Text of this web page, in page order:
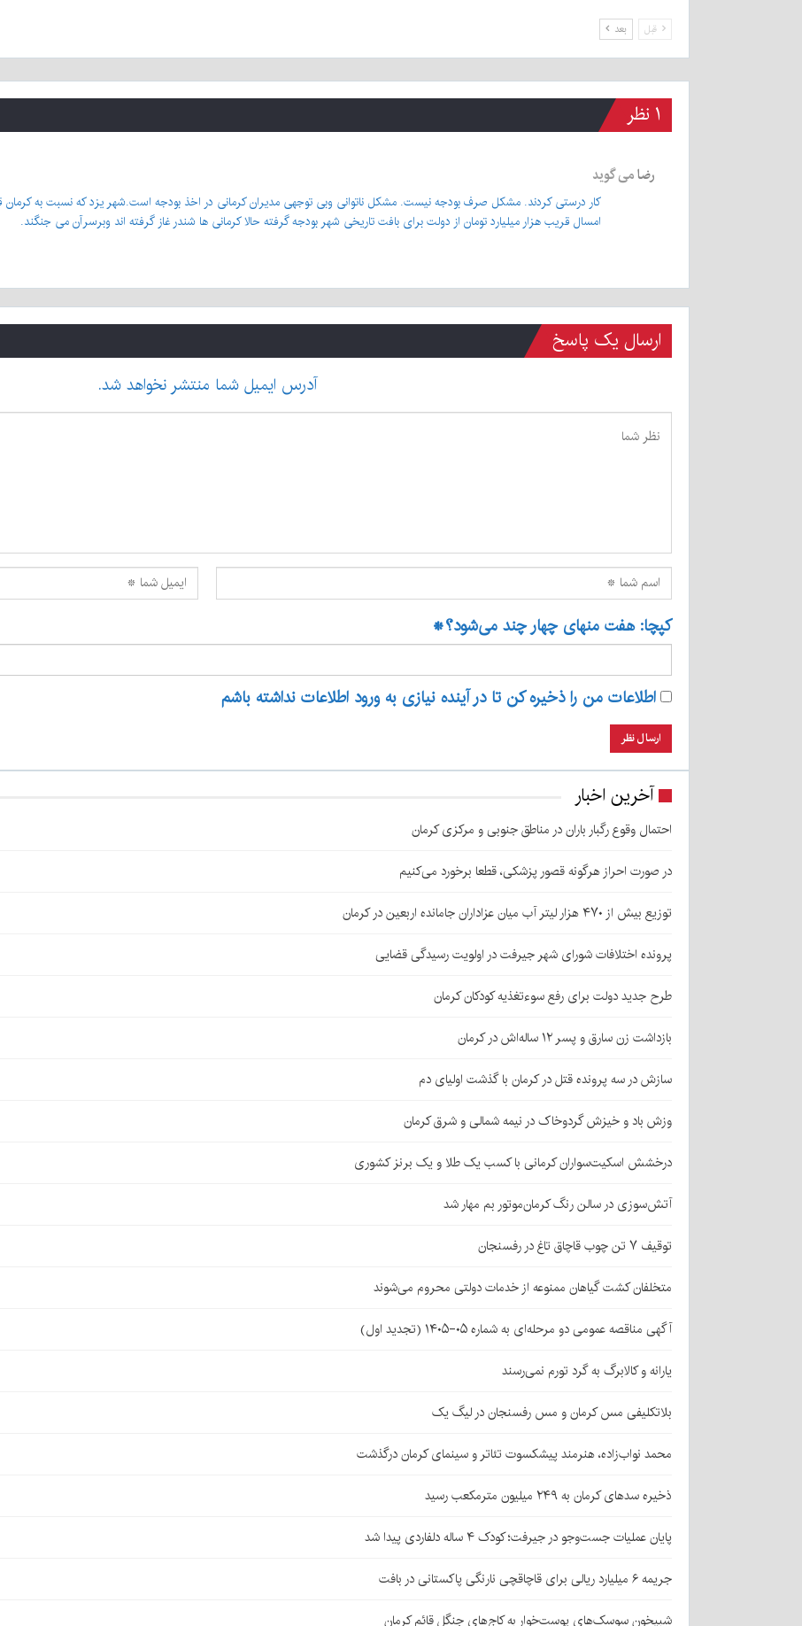
قبل بعد
۱ نظر
رضامی گوید
کار درستی کردند. مشکل صرف بودجه نیست. مشکل ناتوانی وبی توجهی مدیران کرمانی در اخذ بودجه است.شهر یزد که نسبت به
امسال قریب هزار میلیارد تومان از دولت برای بافت تاریخی شهر بودجه گرفته حالا کرمانی ها شندر غاز گرفته اند وبرسرآن می جنگند.
ارسال یک پاسخ
آدرس ایمیل شما منتشر نخواهد شد.
کپچا: هفت منهای چهار چند می‌شود؟*
اطلاعات من را ذخیره کن تا در آینده نیازی به ورود اطلاعات نداشته باشم
آخرین اخبار
احتمال وقوع رگبار باران در مناطق جنوبی و مرکزی کرمان
در صورت احراز هرگونه قصور پزشکی، قطعا برخورد می‌کنیم
توزیع بیش از ۴۷۰ هزار لیتر آب میان عزاداران جامانده اربعین در کرمان
پرونده اختلافات شورای شهر جیرفت در اولویت رسیدگی قضایی
طرح جدید دولت برای رفع سوءتغذیه کودکان کرمان
بازداشت زن سارق و پسر ۱۲ ساله‌اش در کرمان
سازش در سه پرونده قتل در کرمان با گذشت اولیای دم
وزش باد و خیزش گردوخاک در نیمه شمالی و شرق کرمان
درخشش اسکیت‌سواران کرمانی با کسب یک طلا و یک برنز کشوری
آتش‌سوزی در سالن رنگ کرمان‌موتور بم مهار شد
توقیف ۷ تن چوب قاچاق تاغ در رفسنجان
متخلفان کشت گیاهان ممنوعه از خدمات دولتی محروم می‌شوند
آگهی مناقصه عمومی دو مرحله‌ای به شماره ۰۵-۱۴۰۵ (تجدید اول)
یارانه و کالابرگ به گرد تورم نمی‌رسند
بلاتکلیفی مس کرمان و مس رفسنجان در لیگ یک
محمد نواب‌زاده، هنرمند پیشکسوت تئاتر و سینمای کرمان درگذشت
ذخیره سدهای کرمان به ۲۴۹ میلیون مترمکعب رسید
پایان عملیات جست‌وجو در جیرفت؛ کودک ۴ ساله دلفاردی پیدا شد
جریمه ۶ میلیارد ریالی برای قاچاقچی نارنگی پاکستانی در بافت
شبیخون سوسک‌های پوست‌خوار به کاج‌های جنگل قائم کرمان